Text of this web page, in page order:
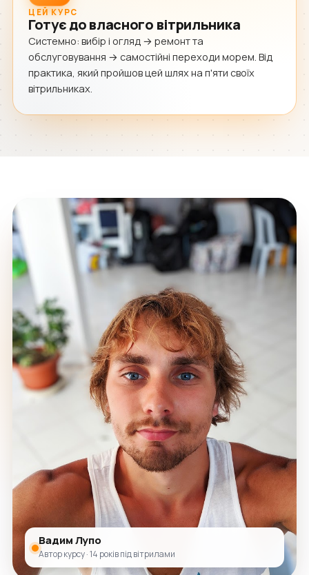
ЦЕЙ КУРС
Готує до власного вітрильника
Системно: вибір і огляд → ремонт та
обслуговування → самостійні переходи морем. Від
практика, який пройшов цей шлях на п'яти своїх
вітрильниках.
Вадим Лупо
Автор курсу · 14 років під вітрилами